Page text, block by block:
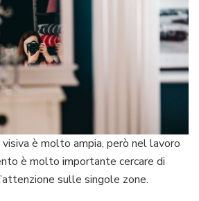
è molto ampia, però nel lavoro
è molto importante cercare di
sulle singole zone.